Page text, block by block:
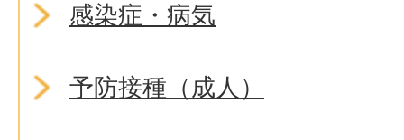
感染症・病気
予防接種（成人）